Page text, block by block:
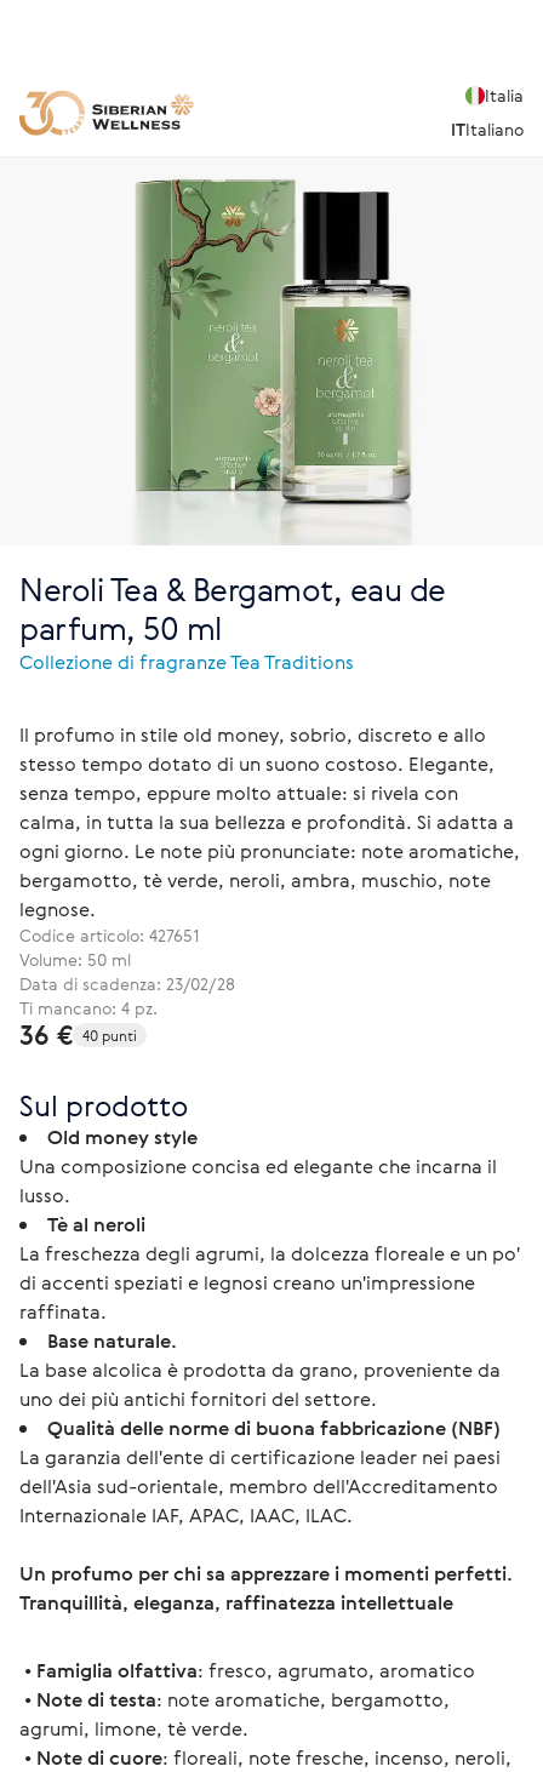
Italia
ITItaliano
Neroli Tea & Bergamot, eau de
parfum, 50 ml
Collezione di fragranze Tea Traditions
Il profumo in stile old money, sobrio, discreto e allo
stesso tempo dotato di un suono costoso. Elegante,
senza tempo, eppure molto attuale: si rivela con
calma, in tutta la sua bellezza e profondità. Si adatta a
ogni giorno. Le note più pronunciate: note aromatiche,
bergamotto, tè verde, neroli, ambra, muschio, note
legnose.
Codice articolo: 427651
Volume: 50 ml
Data di scadenza: 23/02/28
Ti mancano: 4 pz.
36 € 40 punti
Sul prodotto
Old money style
Una composizione concisa ed elegante che incarna il
lusso.
Tè al neroli
La freschezza degli agrumi, la dolcezza floreale e un po'
di accenti speziati e legnosi creano un'impressione
raffinata.
Base naturale.
La base alcolica è prodotta da grano, proveniente da
uno dei più antichi fornitori del settore.
Qualità delle norme di buona fabbricazione (NBF)
La garanzia dell'ente di certificazione leader nei paesi
dell'Asia sud-orientale, membro dell'Accreditamento
Internazionale IAF, APAC, IAAC, ILAC.
Un profumo per chi sa apprezzare i momenti perfetti.
Tranquillità, eleganza, raffinatezza intellettuale
• Famiglia olfattiva: fresco, agrumato, aromatico
• Note di testa: note aromatiche, bergamotto,
agrumi, limone, tè verde.
• Note di cuore: floreali, note fresche, incenso, neroli,